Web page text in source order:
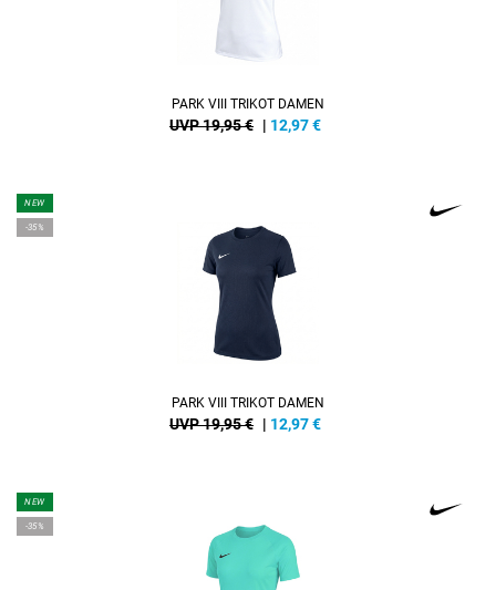
PARK VIII TRIKOT DAMEN
UVP 19,95 € | 12,97€
NEW
-35%
PARK VIII TRIKOT DAMEN
UVP 19,95 € | 12,97€
NEW
-35%